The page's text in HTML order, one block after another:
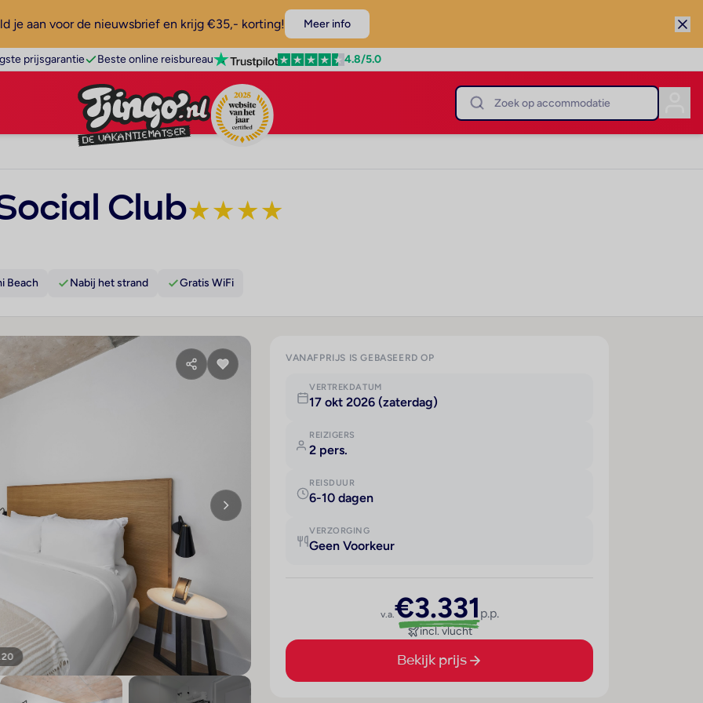
je aan voor de nieuwsbrief en krijg €35,- korting! Meer info
prijsgarantie Beste online reisbureau 4.8/5.0
Club★★★★
Beach Nabij het strand Gratis WiFi
VANAFPRIJS IS GEBASEERD OP
VERTREKDATUM
17 okt 2026 (zaterdag)
REIZIGERS
2 pers.
REISDUUR
6-10 dagen
VERZORGING
Geen Voorkeur
v.a.€3.331 p.p.
incl. vlucht
Bekijk prijs